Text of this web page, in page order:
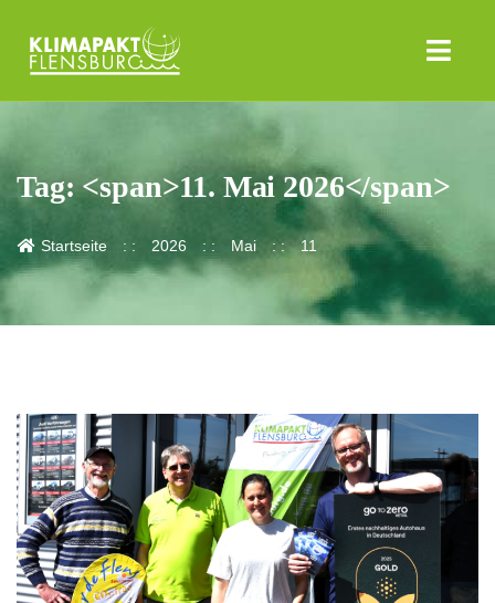
Tag: <span>11. Mai 2026</span>
Startseite 2026 Mai 11